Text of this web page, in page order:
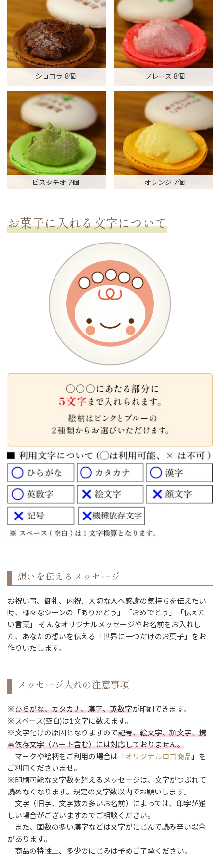
ショコラ 8個 フレーズ 8個
ピスタチオ 7個 オレンジ 7個
お菓子に入れる文字について
想いを伝えるメッセージ
お祝い事、御礼、内祝、大切な人へ感謝の気持ちを伝えたい
時、様々なシーンの「ありがとう」「おめでとう」「伝えた
い言葉」 そんなオリジナルメッセージやお名前をお入れし
た、あなたの想いを伝える「世界に一つだけのお菓子」をお
作りいたします。
メッセージ入れの注意事項
※ひらがな、カタカナ、漢字、英数字が印刷できます。
※スペース(空白)は1文字に数えます。
※文字化けの原因となりますので記号、絵文字、顔文字、携
帯依存文字（ハート含む）には対応しておりません。
マークや絵柄をご利用の場合は「 オリジナルロゴ商品 」を
ご利用くださいませ。
※印刷可能な文字数を超えるメッセージは、文字がつぶれて
読めなくなります。規定の文字数以内でお願いします。
文字（旧字、文字数の多いお名前）によっては、印字が難
しい場合がございますのでご相談ください。
また、画数の多い漢字などは文字がにじんで読み辛い場合
があります。
商品の特性上、多少のにじみは予めご了承ください。